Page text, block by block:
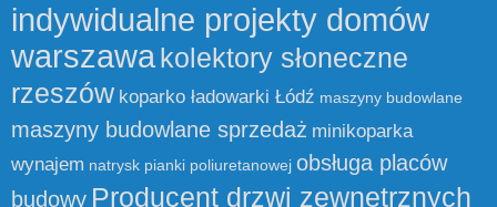
indywidualne projekty domów
warszawakolektory słoneczne
rzeszów koparko ładowarki Łódź maszyny budowlane
maszyny budowlane sprzedaż minikoparka
wynajem natrysk pianki poliuretanowej obsługa placów
budowy Producent drzwi zewnętrznych